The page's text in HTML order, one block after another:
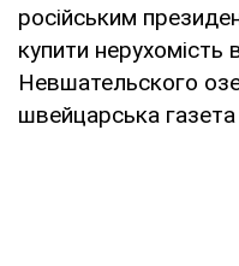
російським
купити нерухомість
Невшательского
швейцарська газета